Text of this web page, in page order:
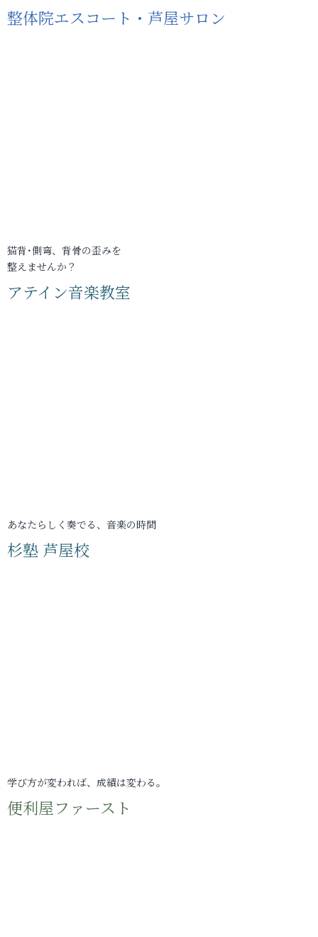
整体院エスコート・芦屋サロン
猫背･側弯、背骨の歪みを
整えませんか？
アテイン音楽教室
あなたらしく奏でる、音楽の時間
杉塾 芦屋校
学び方が変われば、成績は変わる。
便利屋ファースト